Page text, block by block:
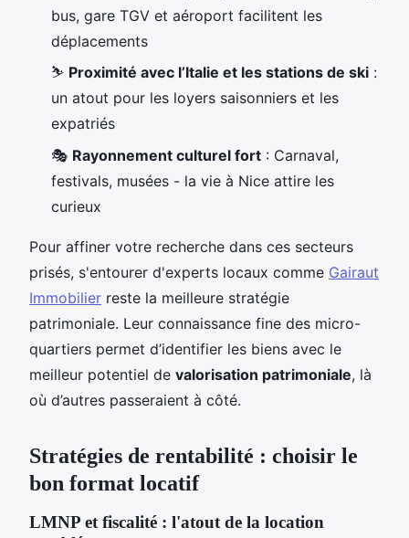
bus, gare TGV et aéroport facilitent les
déplacements
⛷️ Proximité avec l’Italie et les stations de ski :
un atout pour les loyers saisonniers et les
expatriés
🎭 Rayonnement culturel fort : Carnaval,
festivals, musées - la vie à Nice attire les
curieux
Pour affiner votre recherche dans ces secteurs
prisés, s'entourer d'experts locaux comme Gairaut
Immobilier reste la meilleure stratégie
patrimoniale. Leur connaissance fine des micro-
quartiers permet d’identifier les biens avec le
meilleur potentiel de valorisation patrimoniale, là
où d’autres passeraient à côté.
Stratégies de rentabilité : choisir le
bon format locatif
LMNP et fiscalité : l'atout de la location